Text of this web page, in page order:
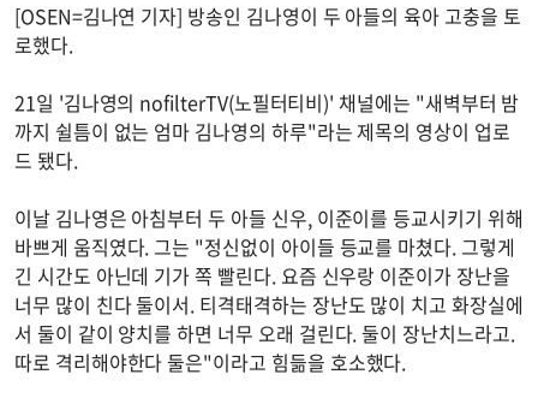
[OSEN=김나연 기자] 방송인 김나영이 두 아들의 육아 고충을 토
로했다.
21일 '김나영의 nofilterTV(노필터티비)' 채널에는 "새벽부터 밤
까지 쉴틈이 없는 엄마 김나영의 하루"라는 제목의 영상이 업로
드 됐다.
이날 김나영은 아침부터 두 아들 신우, 이준이를 등교시키기 위해
바쁘게 움직였다. 그는 "정신없이 아이들 등교를 마쳤다. 그렇게
긴 시간도 아닌데 기가 쪽 빨린다. 요즘 신우랑 이준이가 장난을
너무 많이 친다 둘이서. 티격태격하는 장난도 많이 치고 화장실에
서 둘이 같이 양치를 하면 너무 오래 걸린다. 둘이 장난치느라고.
따로 격리해야한다 둘은"이라고 힘듦을 호소했다.